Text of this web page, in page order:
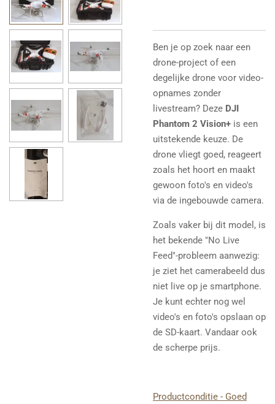
Ben je op zoek naar een
drone-project of een
degelijke drone voor video-
opnames zonder
livestream? Deze DJI
Phantom 2 Vision+ is een
uitstekende keuze. De
drone vliegt goed, reageert
zoals het hoort en maakt
gewoon foto's en video's
via de ingebouwde camera.
Zoals vaker bij dit model, is
het bekende "No Live
Feed"-probleem aanwezig:
je ziet het camerabeeld dus
niet live op je smartphone.
Je kunt echter nog wel
video's en foto's opslaan op
de SD-kaart. Vandaar ook
de scherpe prijs.
Productconditie - Goed